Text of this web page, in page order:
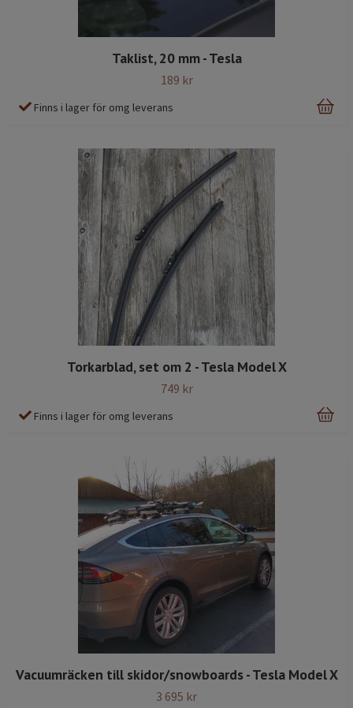
Taklist, 20 mm - Tesla
189 kr
Finns i lager för omg leverans
Torkarblad, set om 2 - Tesla Model X
749 kr
Finns i lager för omg leverans
Vacuumräcken till skidor/snowboards - Tesla Model X
3 695 kr